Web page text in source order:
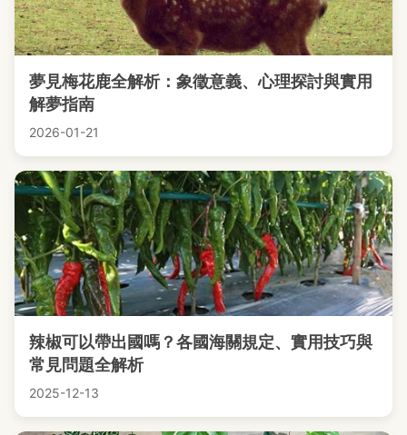
夢見梅花鹿全解析：象徵意義、心理探討與實用
解夢指南
2026-01-21
辣椒可以帶出國嗎？各國海關規定、實用技巧與
常見問題全解析
2025-12-13